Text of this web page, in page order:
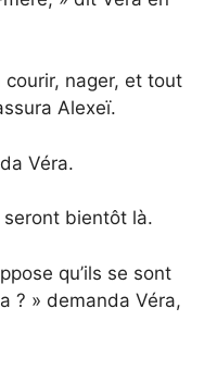
nager, et tout
Alexeï.
Véra.
bientôt là.
qu’ils se sont
? » demanda Véra,